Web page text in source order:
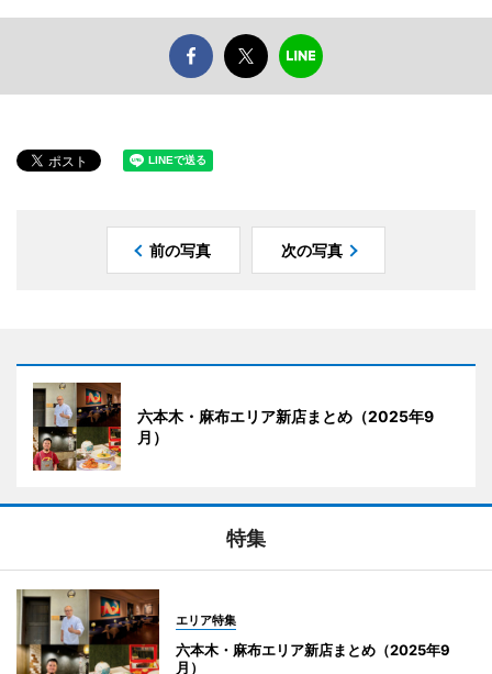
前の写真 次の写真
六本木・麻布エリア新店まとめ（2025年9
月）
特集
エリア特集
六本木・麻布エリア新店まとめ（2025年9
月）